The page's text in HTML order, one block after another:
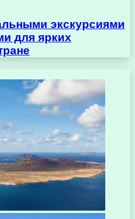
экскурсиями
для ярких